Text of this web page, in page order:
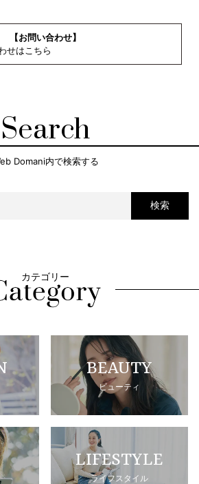
【お問い合わせ】
せはこちら
Search
Domani内で検索する
検索
カテゴリー
BEAUTY
ビューティ
LIFESTYLE
ライフスタイル